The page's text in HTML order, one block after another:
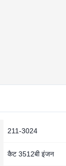
211-3024
कैट 3512बी इंजन